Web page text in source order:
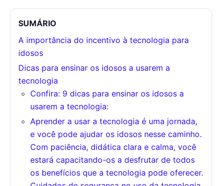
SUMÁRIO
A importância do incentivo à tecnologia para
idosos
Dicas para ensinar os idosos a usarem a
tecnologia
Confira: 9 dicas para ensinar os idosos a
usarem a tecnologia:
Aprender a usar a tecnologia é uma jornada,
e você pode ajudar os idosos nesse caminho.
Com paciência, didática clara e calma, você
estará capacitando-os a desfrutar de todos
os benefícios que a tecnologia pode oferecer.